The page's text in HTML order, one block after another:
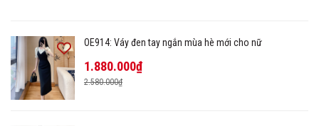
OE914: Váy đen tay ngắn mùa hè mới cho nữ
1.880.000₫
2.580.000₫